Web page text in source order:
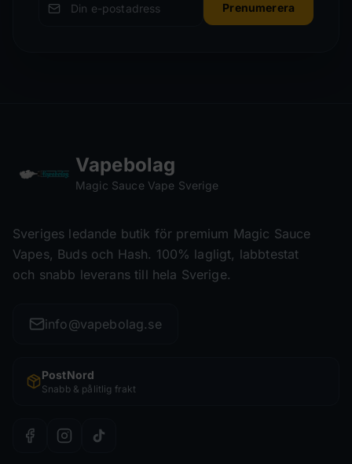
Prenumerera
Vapebolag
Magic Sauce Vape Sverige
Sveriges ledande butik för premium Magic Sauce
Vapes, Buds och Hash. 100% lagligt, labbtestat
och snabb leverans till hela Sverige.
info@vapebolag.se
PostNord
Snabb & pålitlig frakt